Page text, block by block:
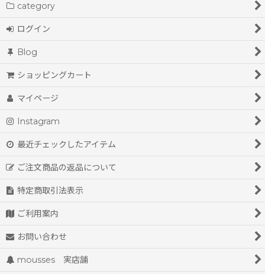
category
ログイン
Blog
ショッピングカート
マイページ
Instagram
最近チェックしたアイテム
ご注文商品の返品について
特定商取引法表示
ご利用案内
お問い合わせ
mousses 実店舗